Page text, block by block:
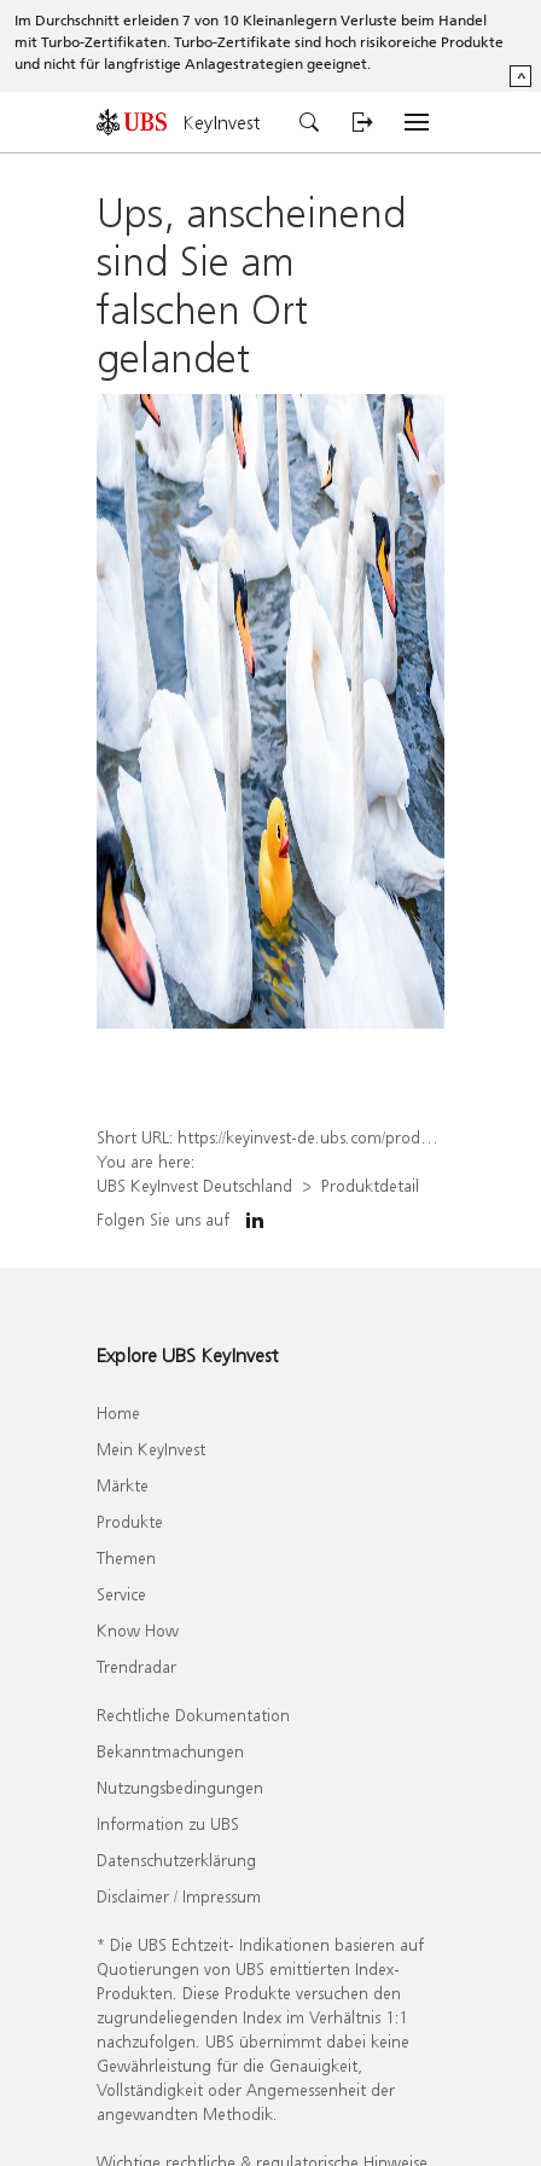
Im Durchschnitt erleiden 7 von 10 Kleinanlegern Verluste beim Handel
mit Turbo-Zertifikaten. Turbo-Zertifikate sind hoch risikoreiche Produkte
und nicht für langfristige Anlagestrategien geeignet.
^
KeyInvest
Ups, anscheinend
sind Sie am
falschen Ort
gelandet
Short URL: https://keyinvest-de.ubs.com/produkt/detail/index/isin/DE000WA6H6G9
You are here:
UBS KeyInvest Deutschland
Produktdetail
Folgen Sie uns auf
Explore UBS KeyInvest
Home
Mein KeyInvest
Märkte
Produkte
Themen
Service
Know How
Trendradar
Rechtliche Dokumentation
Bekanntmachungen
Nutzungsbedingungen
Information zu UBS
Datenschutzerklärung
Disclaimer / Impressum
* Die UBS Echtzeit- Indikationen basieren auf
Quotierungen von UBS emittierten Index-
Produkten. Diese Produkte versuchen den
zugrundeliegenden Index im Verhältnis 1:1
nachzufolgen. UBS übernimmt dabei keine
Gewährleistung für die Genauigkeit,
Vollständigkeit oder Angemessenheit der
angewandten Methodik.